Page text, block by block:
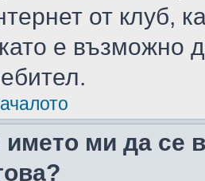
от клуб,
е възможно
името ми да се